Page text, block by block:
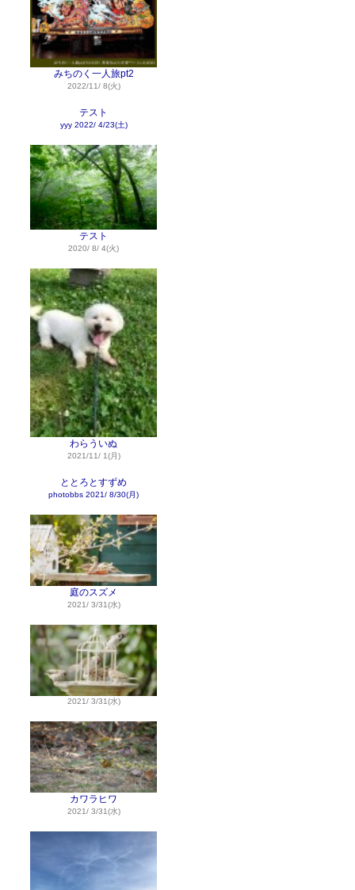
みちのく一人旅pt2
2022/11/ 8(火)
テスト
yyy 2022/ 4/23(土)
テスト
2020/ 8/ 4(火)
わらういぬ
2021/11/ 1(月)
ととろとすずめ
photobbs 2021/ 8/30(月)
庭のスズメ
2021/ 3/31(水)
2021/ 3/31(水)
カワラヒワ
2021/ 3/31(水)